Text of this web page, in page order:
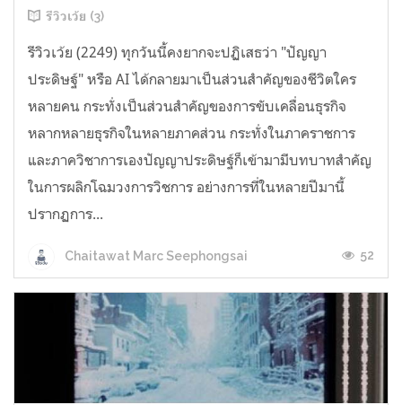
รีวิวเว้ย (3)
รีวิวเว้ย (2249) ทุกวันนี้คงยากจะปฏิเสธว่า "ปัญญา
ประดิษฐ์" หรือ AI ได้กลายมาเป็นส่วนสำคัญของชีวิตใคร
หลายคน กระทั่งเป็นส่วนสำคัญของการขับเคลื่อนธุรกิจ
หลากหลายธุรกิจในหลายภาคส่วน กระทั่งในภาคราชการ
และภาควิชาการเองปัญญาประดิษฐ์ก็เข้ามามีบทบาทสำคัญ
ในการผลิกโฉมวงการวิชการ อย่างการที่ในหลายปีมานี้
ปรากฏการ...
Chaitawat Marc Seephongsai 52